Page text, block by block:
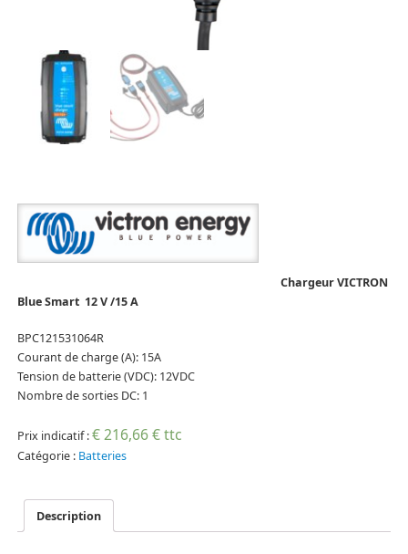
Chargeur VICTRON
Blue Smart 12 V /15 A
BPC121531064R
Courant de charge (A): 15A
Tension de batterie (VDC): 12VDC
Nombre de sorties DC: 1
Prix indicatif :€ 216,66 € ttc
Catégorie : Batteries
Description